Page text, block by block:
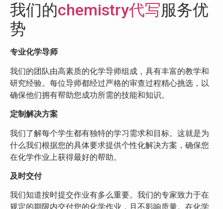
我们的chemistry代写服务优
势
专业化学导师
我们的团队由高素质的化学导师组成，具有丰富的教学和
研究经验。每位导师都经过严格的审查过程精心挑选，以
确保他们拥有帮助您成功所需的技能和知识。
定制解决方案
我们了解每个学生都有独特的学习需求和目标。这就是为
什么我们根据您的具体要求提供个性化解决方案，确保您
在化学作业上获得最好的帮助。
及时交付
我们知道按时提交作业有多么重要。我们的专家致力于在
规定的期限内交付您的化学作业，且不影响质量。在化学